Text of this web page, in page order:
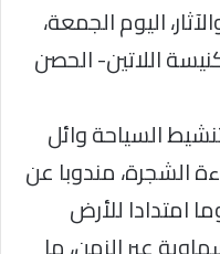
اليوم الجمعة،
اللاتين- الحصن
السياحة وائل
الشجرة، مندوبا عن
امتدادا للأرض